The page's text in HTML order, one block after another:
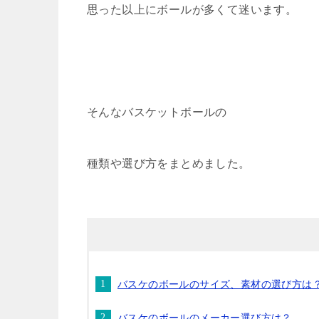
思った以上にボールが多くて迷います。
そんなバスケットボールの
種類や選び方をまとめました。
バスケのボールのサイズ、素材の選び方は